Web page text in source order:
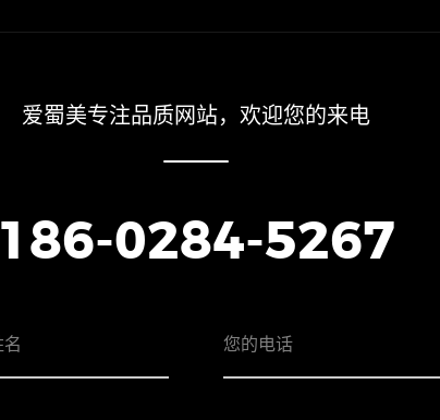
爱蜀美专注品质网站，欢迎您的来电
186-0284-5267